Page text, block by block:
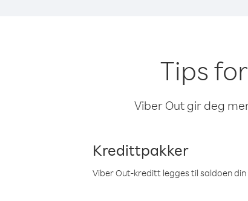
Tips
Viber Out gir deg
Kredittpakker
Viber Out-kreditt legges til saldoen